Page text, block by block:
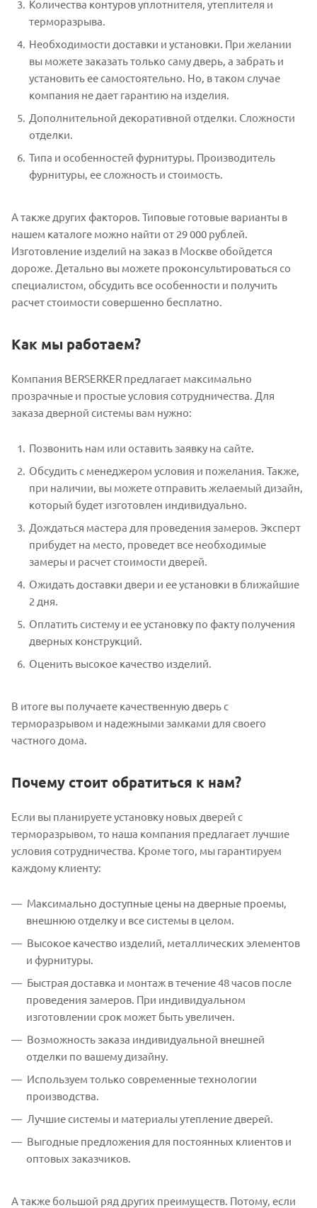
Количества контуров уплотнителя, утеплителя и
терморазрыва.
Необходимости доставки и установки. При желании
вы можете заказать только саму дверь, а забрать и
установить ее самостоятельно. Но, в таком случае
компания не дает гарантию на изделия.
Дополнительной декоративной отделки. Сложности
отделки.
Типа и особенностей фурнитуры. Производитель
фурнитуры, ее сложность и стоимость.
А также других факторов. Типовые готовые варианты в
нашем каталоге можно найти от 29 000 рублей.
Изготовление изделий на заказ в Москве обойдется
дороже. Детально вы можете проконсультироваться со
специалистом, обсудить все особенности и получить
расчет стоимости совершенно бесплатно.
Как мы работаем?
Компания BERSERKER предлагает максимально
прозрачные и простые условия сотрудничества. Для
заказа дверной системы вам нужно:
Позвонить нам или оставить заявку на сайте.
Обсудить с менеджером условия и пожелания. Также,
при наличии, вы можете отправить желаемый дизайн,
который будет изготовлен индивидуально.
Дождаться мастера для проведения замеров. Эксперт
прибудет на место, проведет все необходимые
замеры и расчет стоимости дверей.
Ожидать доставки двери и ее установки в ближайшие
2 дня.
Оплатить систему и ее установку по факту получения
дверных конструкций.
Оценить высокое качество изделий.
В итоге вы получаете качественную дверь с
терморазрывом и надежными замками для своего
частного дома.
Почему стоит обратиться к нам?
Если вы планируете установку новых дверей с
терморазрывом, то наша компания предлагает лучшие
условия сотрудничества. Кроме того, мы гарантируем
каждому клиенту:
Максимально доступные цены на дверные проемы,
внешнюю отделку и все системы в целом.
Высокое качество изделий, металлических элементов
и фурнитуры.
Быстрая доставка и монтаж в течение 48 часов после
проведения замеров. При индивидуальном
изготовлении срок может быть увеличен.
Возможность заказа индивидуальной внешней
отделки по вашему дизайну.
Используем только современные технологии
производства.
Лучшие системы и материалы утепление дверей.
Выгодные предложения для постоянных клиентов и
оптовых заказчиков.
А также большой ряд других преимуществ. Потому, если